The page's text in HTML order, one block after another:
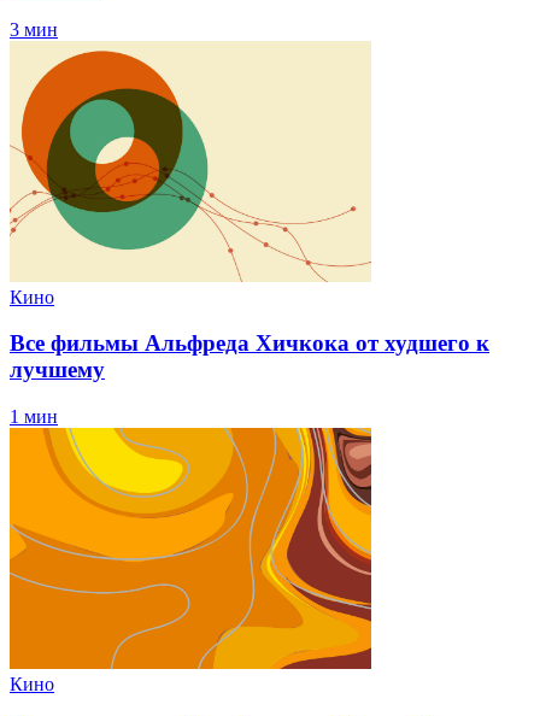
3 мин
Кино
Все фильмы Альфреда Хичкока от худшего к
лучшему
1 мин
Кино